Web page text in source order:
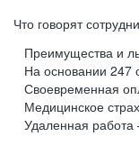
Что говорят
Преимущества и
На основании 247
Своевременная
Медицинское
Удаленная